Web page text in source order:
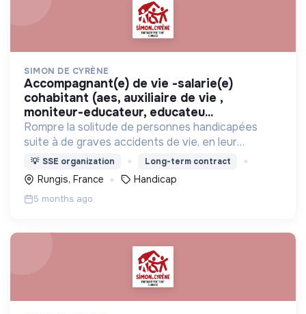
SIMON DE CYRÈNE
accompagnant(e) de vie -salarie(e)
cohabitant (aes, auxiliaire de vie ,
moniteur-educateur, educateu...
Rompre la solitude de personnes handicapées
suite à de graves accidents de vie, en leur
proposant de vivre ensemble avec des valides
dans des maisons partagées, et s'intégrer dans la
vie du quartier.
💡 SSE organization Long-term contract
Rungis, France Handicap
5 months ago